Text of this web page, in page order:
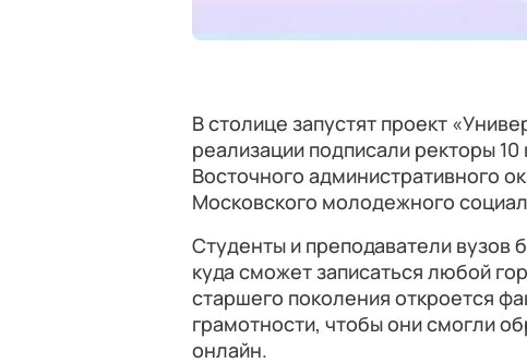
В столице запустят проект
реализации подписали ректоры
Восточного административного
Московского молодежного
Студенты и преподаватели вузов
куда сможет записаться любой
старшего поколения откроется
грамотности, чтобы они смогли
онлайн.